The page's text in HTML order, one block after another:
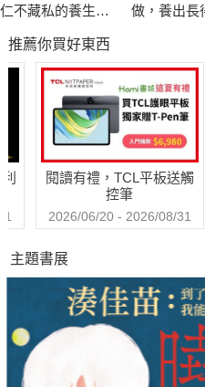
仁不藏私的養生祕
做，養出長
推薦你買好東西
閱讀有禮，TCL平板送觸
控筆
2026/06/20 - 2026/08/31
主題書展